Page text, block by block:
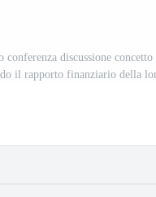
discussione concetto
il rapporto finanziario della